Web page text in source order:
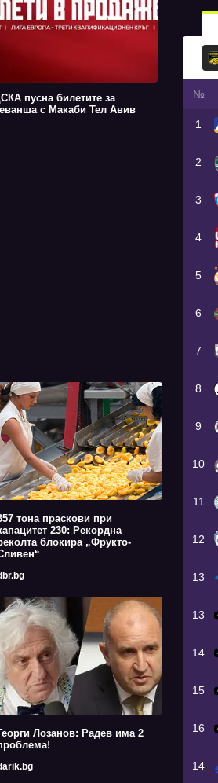
пусна билетите за
с Макаби Тел Авив
тона праскови при
230: Рекордна
блокира „Фрукто-
Лозанов: Радев има 2
№
1
2
3
4
5
6
7
8
9
10
11
12
13
13
14
15
16
14